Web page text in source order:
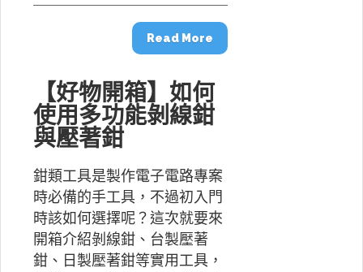
Read More
【好物開箱】如何
使用多功能剝線鉗
與壓著鉗
鉗類工具是製作電子電路專案
時必備的手工具，不過初入門
時該如何選擇呢？這次就要來
開箱介紹剝線鉗、台製壓著
鉗、日製壓著鉗等實用工具，